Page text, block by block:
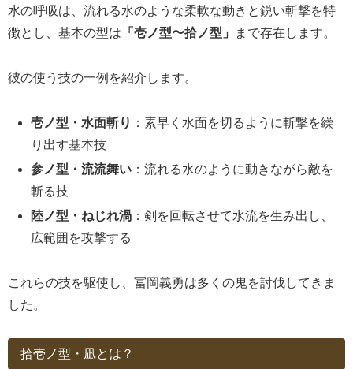
水の呼吸は、流れる水のような柔軟な動きと鋭い斬撃を特
徴とし、基本の型は 「壱ノ型〜拾ノ型」 まで存在します。
彼の使う技の一例を紹介します。
壱ノ型・水面斬り ：素早く水面を切るように斬撃を繰
り出す基本技
参ノ型・流流舞い ：流れる水のように動きながら敵を
斬る技
陸ノ型・ねじれ渦 ：剣を回転させて水流を生み出し、
広範囲を攻撃する
これらの技を駆使し、冨岡義勇は多くの鬼を討伐してきま
した。
拾壱ノ型・凪とは？